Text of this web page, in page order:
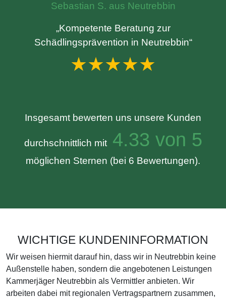
Sebastian S. aus Neutrebbin
„Kompetente Beratung zur
Schädlingsprävention in Neutrebbin“
★★★★★
Insgesamt bewerten uns unsere Kunden
durchschnittlich mit4.33 von 5
möglichen Sternen (bei 6 Bewertungen).
WICHTIGE KUNDENINFORMATION
Wir weisen hiermit darauf hin, dass wir in Neutrebbin keine
Außenstelle haben, sondern die angebotenen Leistungen
Kammerjäger Neutrebbin als Vermittler anbieten. Wir
arbeiten dabei mit regionalen Vertragspartnern zusammen,